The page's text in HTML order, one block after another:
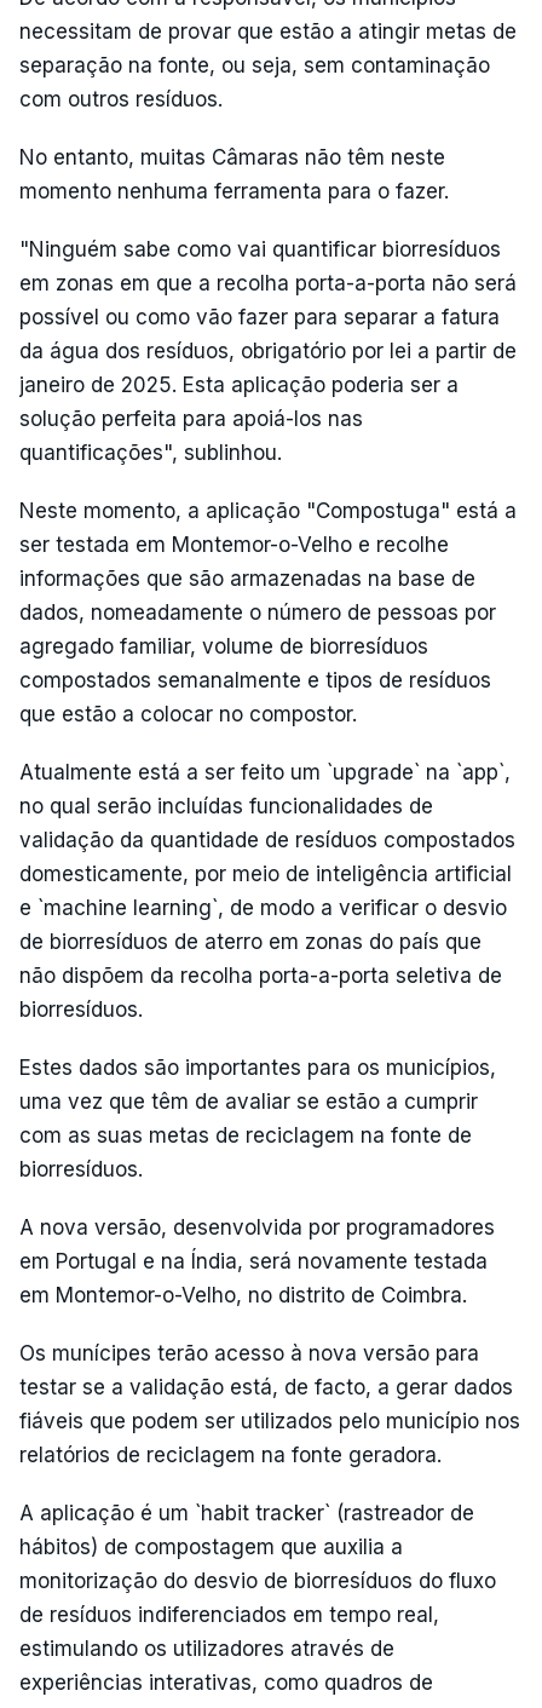
necessitam de provar que estão a atingir metas de
separação na fonte, ou seja, sem contaminação
com outros resíduos.
No entanto, muitas Câmaras não têm neste
momento nenhuma ferramenta para o fazer.
"Ninguém sabe como vai quantificar biorresíduos
em zonas em que a recolha porta-a-porta não será
possível ou como vão fazer para separar a fatura
da água dos resíduos, obrigatório por lei a partir de
janeiro de 2025. Esta aplicação poderia ser a
solução perfeita para apoiá-los nas
quantificações", sublinhou.
Neste momento, a aplicação "Compostuga" está a
ser testada em Montemor-o-Velho e recolhe
informações que são armazenadas na base de
dados, nomeadamente o número de pessoas por
agregado familiar, volume de biorresíduos
compostados semanalmente e tipos de resíduos
que estão a colocar no compostor.
Atualmente está a ser feito um `upgrade` na `app`,
no qual serão incluídas funcionalidades de
validação da quantidade de resíduos compostados
domesticamente, por meio de inteligência artificial
e `machine learning`, de modo a verificar o desvio
de biorresíduos de aterro em zonas do país que
não dispõem da recolha porta-a-porta seletiva de
biorresíduos.
Estes dados são importantes para os municípios,
uma vez que têm de avaliar se estão a cumprir
com as suas metas de reciclagem na fonte de
biorresíduos.
A nova versão, desenvolvida por programadores
em Portugal e na Índia, será novamente testada
em Montemor-o-Velho, no distrito de Coimbra.
Os munícipes terão acesso à nova versão para
testar se a validação está, de facto, a gerar dados
fiáveis que podem ser utilizados pelo município nos
relatórios de reciclagem na fonte geradora.
A aplicação é um `habit tracker` (rastreador de
hábitos) de compostagem que auxilia a
monitorização do desvio de biorresíduos do fluxo
de resíduos indiferenciados em tempo real,
estimulando os utilizadores através de
experiências interativas, como quadros de